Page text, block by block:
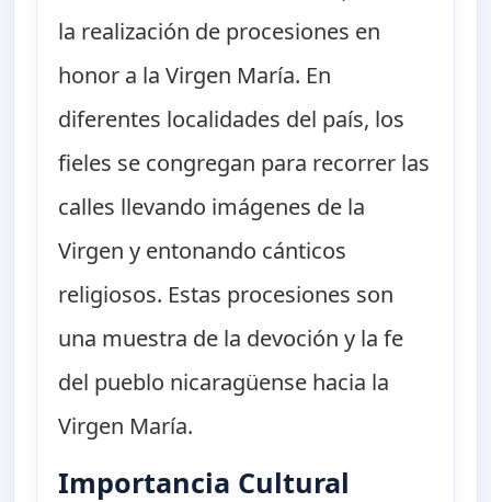
la realización de procesiones en
honor a la Virgen María. En
diferentes localidades del país, los
fieles se congregan para recorrer las
calles llevando imágenes de la
Virgen y entonando cánticos
religiosos. Estas procesiones son
una muestra de la devoción y la fe
del pueblo nicaragüense hacia la
Virgen María.
Importancia Cultural